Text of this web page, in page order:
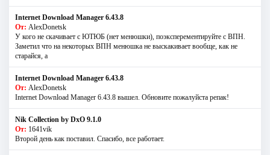
Internet Download Manager 6.43.8
От: AlexDonetsk
У кого не скачивает с ЮТЮБ (нет менюшки), поэксперементируйте с ВПН.
Заметил что на некоторых ВПН менюшка не выскакивает вообще, как не
старайся, а
Internet Download Manager 6.43.8
От: AlexDonetsk
Internet Download Manager 6.43.8 вышел. Обновите пожалуйста репак!
Nik Collection by DxO 9.1.0
От: 1641vik
Второй день как поставил. Спасибо, все работает.